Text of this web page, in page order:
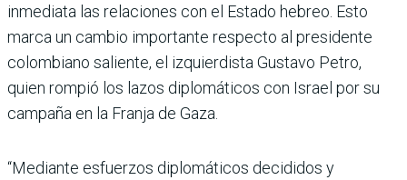
inmediata las relaciones con el Estado hebreo. Esto
marca un cambio importante respecto al presidente
colombiano saliente, el izquierdista Gustavo Petro,
quien rompió los lazos diplomáticos con Israel por su
campaña en la Franja de Gaza.
“Mediante esfuerzos diplomáticos decididos y